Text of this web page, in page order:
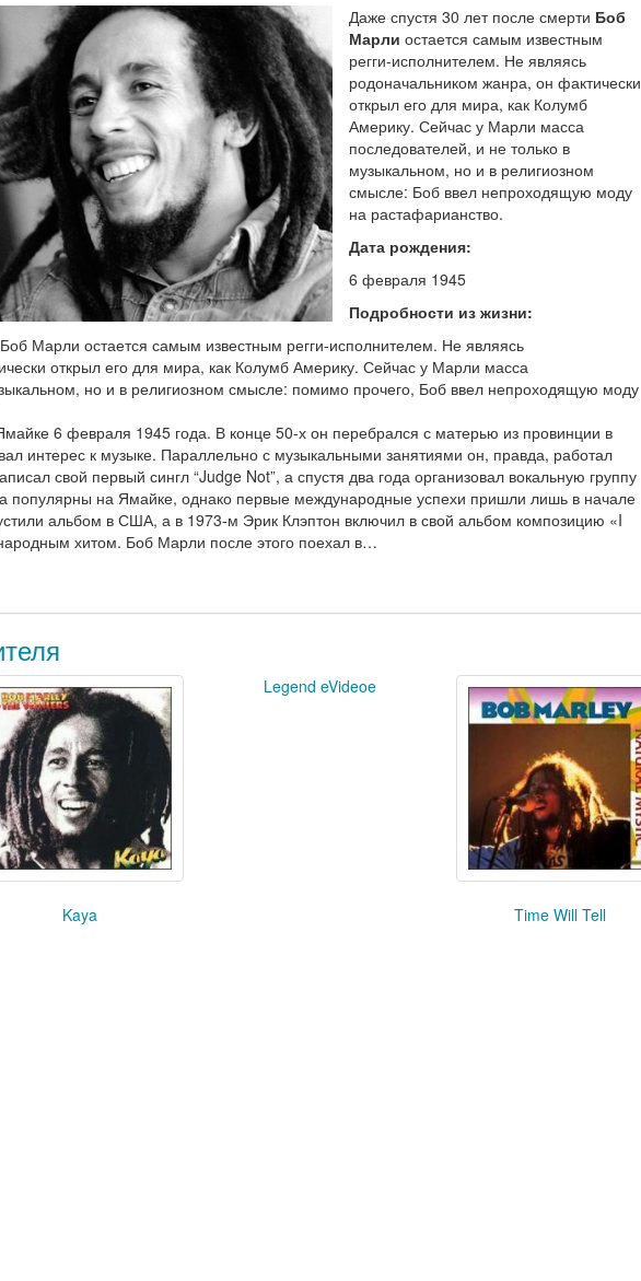
Даже спустя 30 лет после смерти Боб
Марли остается самым известным
регги-исполнителем. Не являясь
родоначальником жанра, он фактически
открыл его для мира, как Колумб
Америку. Сейчас у Марли масса
последователей, и не только в
музыкальном, но и в религиозном
смысле: Боб ввел непроходящую моду
на растафарианство.
Дата рождения:
6 февраля 1945
Подробности из жизни:
Марли остается самым известным регги-исполнителем. Не являясь
открыл его для мира, как Колумб Америку. Сейчас у Марли масса
но и в религиозном смысле: помимо прочего, Боб ввел непроходящую моду
6 февраля 1945 года. В конце 50-х он перебрался с матерью из провинции в
интерес к музыке. Параллельно с музыкальными занятиями он, правда, работал
свой первый сингл “Judge Not”, а спустя два года организовал вокальную группу
популярны на Ямайке, однако первые международные успехи пришли лишь в начале
альбом в США, а в 1973-м Эрик Клэптон включил в свой альбом композицию «I
хитом. Боб Марли после этого поехал в…
Kaya
Legend eVideoe
Time Will Tell